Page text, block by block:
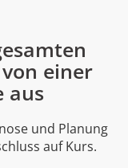
einer
aus
und Planung
auf Kurs.